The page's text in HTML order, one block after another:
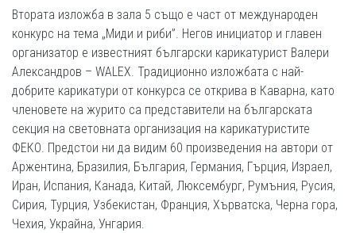
Втората изложба в зала 5 също е част от международен
конкурс на тема „Миди и риби”. Негов инициатор и главен
организатор е известният български карикатурист Валери
Александров – WALEX. Традиционно изложбата с най-
добрите карикатури от конкурса се открива в Каварна, като
членовете на журито са представители на българската
секция на световната организация на карикатуристите
ФЕКО. Предстои ни да видим 60 произведения на автори от
Аржентина, Бразилия, България, Германия, Гърция, Израел,
Иран, Испания, Канада, Китай, Люксембург, Румъния, Русия,
Сирия, Турция, Узбекистан, Франция, Хърватска, Черна гора,
Чехия, Украйна, Унгария.